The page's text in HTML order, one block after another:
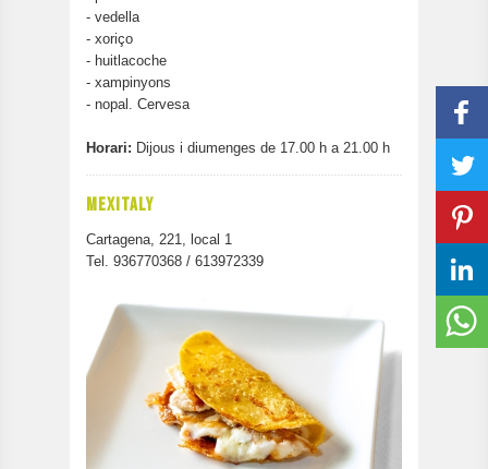
- vedella
- xoriço
- huitlacoche
- xampinyons
- nopal. Cervesa
Horari: Dijous i diumenges de 17.00 h a 21.00 h
MEXITALY
Cartagena, 221, local 1
Tel. 936770368 / 613972339